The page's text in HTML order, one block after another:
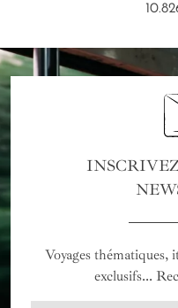
Voyages thématiques,
exclusifs...